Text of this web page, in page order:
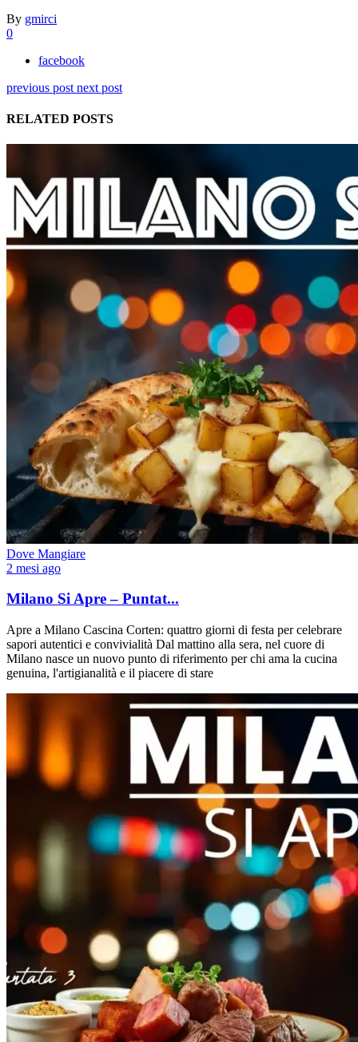
By gmirci
0
facebook
previous post next post
RELATED POSTS
Dove Mangiare
2 mesi ago
Milano Si Apre – Puntat...
Apre a Milano Cascina Corten: quattro giorni di festa per celebrare
sapori autentici e convivialità Dal mattino alla sera, nel cuore di
Milano nasce un nuovo punto di riferimento per chi ama la cucina
genuina, l'artigianalità e il piacere di stare